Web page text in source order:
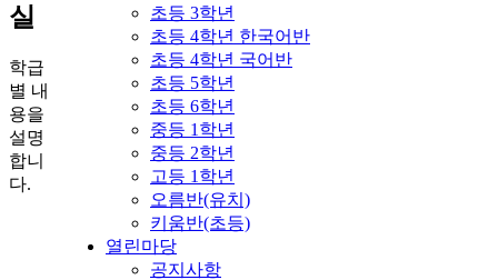
초등 3학년
초등 4학년 한국어반
초등 4학년 국어반
초등 5학년
초등 6학년
중등 1학년
중등 2학년
고등 1학년
오름반(유치)
키움반(초등)
열린마당
공지사항
실
학급
별 내
용을
설명
합니
다.